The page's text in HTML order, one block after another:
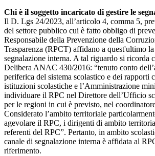
Chi è il soggetto incaricato di gestire le
Il D. Lgs 24/2023, all’articolo 4, comma 5,
del settore pubblico cui è fatto obbligo di
Responsabile della Prevenzione della
Trasparenza (RPCT) affidano a quest'ultimo
segnalazione interna. A tal riguardo si ricorda
Delibera ANAC 430/2016: “tenuto conto
periferica del sistema scolastico e dei rapporti
istituzioni scolastiche e l’Amministrazione
individuare il RPC nel Direttore dell’Ufficio
per le regioni in cui è previsto, nel
Considerato l’ambito territoriale
agevolare il RPC, i dirigenti di ambito
referenti del RPC”. Pertanto, in ambito
canale di segnalazione interna è affidata al
riferimento.